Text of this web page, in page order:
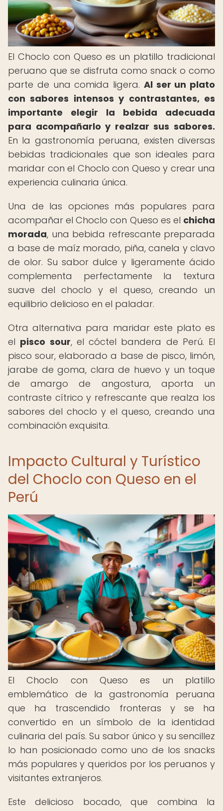
El Choclo con Queso es un platillo tradicional
peruano que se disfruta como snack o como
parte de una comida ligera. Al ser un plato
con sabores intensos y contrastantes, es
importante elegir la bebida adecuada
para acompañarlo y realzar sus sabores.
En la gastronomía peruana, existen diversas
bebidas tradicionales que son ideales para
maridar con el Choclo con Queso y crear una
experiencia culinaria única.
Una de las opciones más populares para
acompañar el Choclo con Queso es el chicha
morada, una bebida refrescante preparada
a base de maíz morado, piña, canela y clavo
de olor. Su sabor dulce y ligeramente ácido
complementa perfectamente la textura
suave del choclo y el queso, creando un
equilibrio delicioso en el paladar.
Otra alternativa para maridar este plato es
el pisco sour, el cóctel bandera de Perú. El
pisco sour, elaborado a base de pisco, limón,
jarabe de goma, clara de huevo y un toque
de amargo de angostura, aporta un
contraste cítrico y refrescante que realza los
sabores del choclo y el queso, creando una
combinación exquisita.
Impacto Cultural y Turístico
del Choclo con Queso en el
Perú
El Choclo con Queso es un platillo
emblemático de la gastronomía peruana
que ha trascendido fronteras y se ha
convertido en un símbolo de la identidad
culinaria del país. Su sabor único y su sencillez
lo han posicionado como uno de los snacks
más populares y queridos por los peruanos y
visitantes extranjeros.
Este delicioso bocado, que combina la